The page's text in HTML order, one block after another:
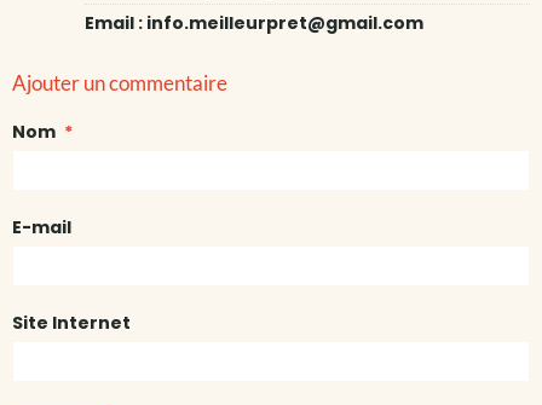
Email : info.meilleurpret@gmail.com
Ajouter un commentaire
Nom
E-mail
Site Internet